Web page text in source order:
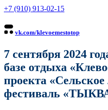
+7 (910) 913-02-15
vk.com/klevoemestotop
7 сентября 2024
базе отдыха
проекта «Сельское
фестиваль